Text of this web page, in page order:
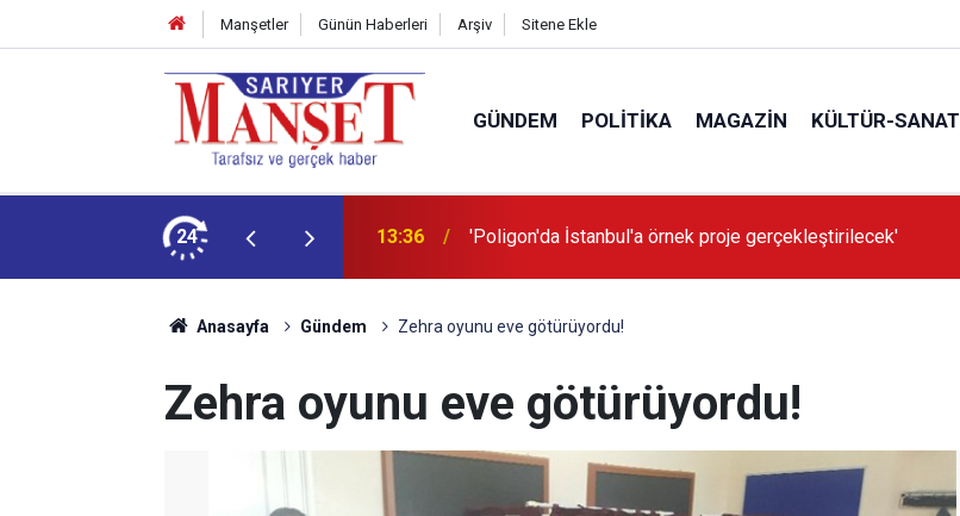
Manşetler Günün Haberleri Arşiv Sitene Ekle
GÜNDEM POLITIKA MAGAZIN KÜLTÜR-SANAT
24 13:36 'Poligon'da İstanbul'a örnek proje gerçekleştirilecek'
Anasayfa Gündem Zehra oyunu eve götürüyordu!
Zehra oyunu eve götürüyordu!